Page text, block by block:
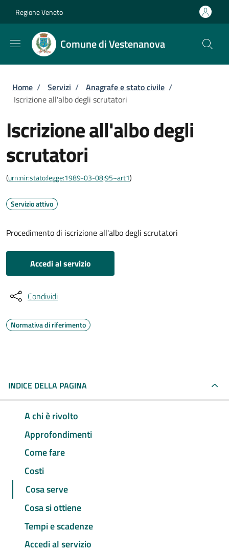
Regione Veneto
Comune di Vestenanova
Briciole di pane
Home / Servizi / Anagrafe e stato civile /
Iscrizione all'albo degli scrutatori
Iscrizione all'albo degli
scrutatori
(urn:nir:stato:legge:1989-03-08;95~art1)
Servizio attivo
Procedimento di iscrizione all'albo degli scrutatori
Accedi al servizio
Condividi
Normativa di riferimento
INDICE DELLA PAGINA
A chi è rivolto
Approfondimenti
Come fare
Costi
Cosa serve
Cosa si ottiene
Tempi e scadenze
Accedi al servizio